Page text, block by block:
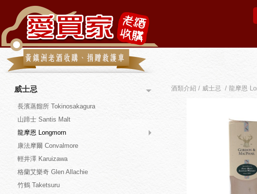
威士忌
長濱蒸餾所 Tokinosakagura
山蹄士 Santis Malt
龍摩恩 Longmorn
康法摩爾 Convalmore
輕井澤 Karuizawa
格蘭艾樂奇 Glen Allachie
竹鶴 Taketsuru
酒類介紹 / 威士忌 / 龍摩恩